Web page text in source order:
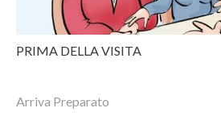
PRIMA DELLA VISITA
Arriva Preparato